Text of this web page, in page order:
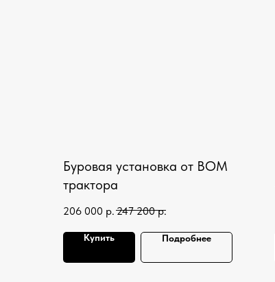
Буровая установка от ВОМ
трактора
206 000 р. 247 200 р.
Купить Подробнее